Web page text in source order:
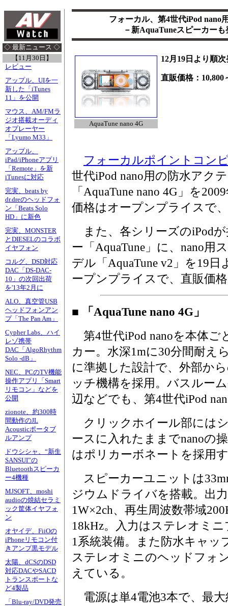
◇ 最新ニュース ◇
【11月30日】
レビュー
アップル、UIを一
新した「iTunes
11」を公開
マウス、AM/FMラ
ジオ搭載オーディ
オプレーヤー
「Lyumo M33」
アップル、
iPad/iPhoneアプリ
「Remote」を新
iTunesに対応
完実、beats by
dr.dreのヘッドフォ
ン「Beats Solo
HD」に新色
完実、MONSTER
とDIESELのコラボ
イヤフォン
コルグ、DSD対応
DAC「DS-DAC-
10」の次回出荷
を'13年2月に
ALO、真空管USB
ヘッドフォンアン
プ「The Pan Am」
Cypher Labs、ハイ
レゾ携帯
DAC「AlgoRhythm
Solo -dB」
NEC、PCのTV機能
操作アプリ「Smart
リモコン」などを
公開
zionote、約300時
間動作のJL
Acousticポータブ
ルアンプ
ドウシシャ、“新生
SANSUI”の
Bluetoothスピーカ
ー4機種
MJSOFT、moshi
audioの焼結セラミ
ック筐体イヤフォ
ン
オヤイデ、FiiOの
iPhoneリモコン付
きアンプ黒モデル
太陽、dCSのDSD
対応DACやSACD
トランスポートな
ど4製品
「Blu-ray/DVD発売
フォーカル、第4世代iPod nano
－新AquaTuneスピーカー
AquaTune nano 4G
12月19日より順
直販価格：10,800
フォーカルポイントコン
世代iPod nano用の防水アク
「AquaTune nano 4G」を
価格はオープンプライスで
また、各シリーズのiPod
ー「AquaTune」に、nano用
デル「AquaTune v2」を19
ープンプライスで、直販価
■ 「AquaTune nano 4G」
第4世代iPod nanoを本体ご
カー。水深1mに30分間耐え
に準拠した設計で、外部か
ッチ機構を採用。バスルー
辺などでも、第4世代iPod
クリックホイール部には
ースに入れたままでnanoの
はポリカーボネートを採用
スピーカーユニットは
ジウムドライバを搭載。出
1W×2ch、再生周波数帯域
18kHz。入力はステレオミ
1系統装備。また防水キャッ
ステレオミニのヘッドフォ
えている。
電源は単4電池3本で、最大